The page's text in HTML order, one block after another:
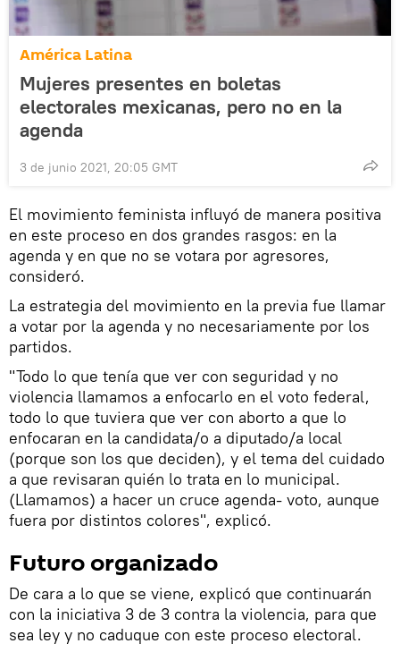
América Latina
Mujeres presentes en boletas
electorales mexicanas, pero no en la
agenda
3 de junio 2021, 20:05 GMT
El movimiento feminista influyó de manera positiva
en este proceso en dos grandes rasgos: en la
agenda y en que no se votara por agresores,
consideró.
La estrategia del movimiento en la previa fue llamar
a votar por la agenda y no necesariamente por los
partidos.
"Todo lo que tenía que ver con seguridad y no
violencia llamamos a enfocarlo en el voto federal,
todo lo que tuviera que ver con aborto a que lo
enfocaran en la candidata/o a diputado/a local
(porque son los que deciden), y el tema del cuidado
a que revisaran quién lo trata en lo municipal.
(Llamamos) a hacer un cruce agenda- voto, aunque
fuera por distintos colores", explicó.
Futuro organizado
De cara a lo que se viene, explicó que continuarán
con la iniciativa 3 de 3 contra la violencia, para que
sea ley y no caduque con este proceso electoral.